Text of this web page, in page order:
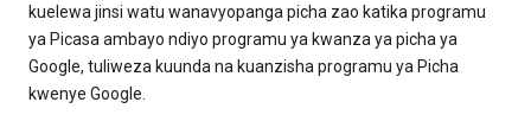
kuelewa jinsi watu wanavyopanga picha zao katika programu
ya Picasa ambayo ndiyo programu ya kwanza ya picha ya
Google, tuliweza kuunda na kuanzisha programu ya Picha
kwenye Google.